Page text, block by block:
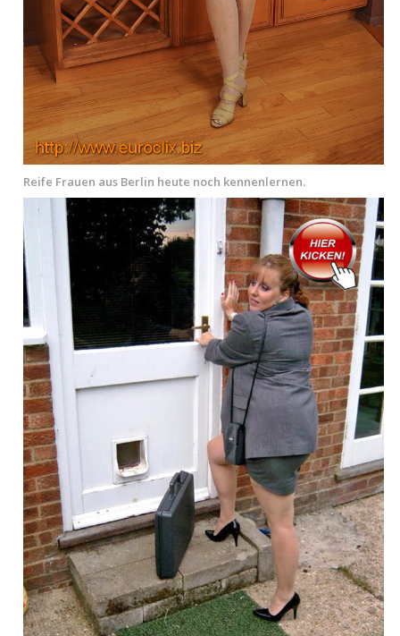
Reife Frauen aus Berlin heute noch kennenlernen.